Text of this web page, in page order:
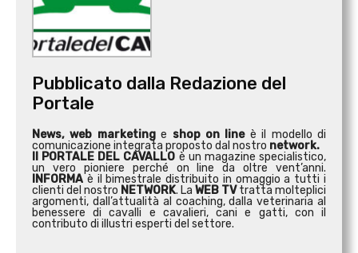
Pubblicato dalla Redazione del
Portale
News, web marketinge shop on line è il modello di
comunicazione integrata proposto dal nostro network.
Il PORTALE DEL CAVALLO è un magazine specialistico,
un vero pioniere perché on line da oltre vent’anni.
INFORMA è il bimestrale distribuito in omaggio a tutti i
clienti del nostro NETWORK. La WEB TVtratta molteplici
argomenti, dall’attualità al coaching, dalla veterinaria al
benessere di cavalli e cavalieri, cani e gatti, con il
contributo di illustri esperti del settore.